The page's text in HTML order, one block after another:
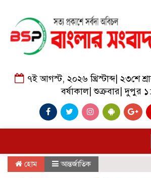
৭ই আগস্ট, ২০২৬ খ্রিস্টাব্দ| ২৩শে
বর্ষাকাল|শুক্রবার |দুপুর
হোম আন্তর্জাতিক